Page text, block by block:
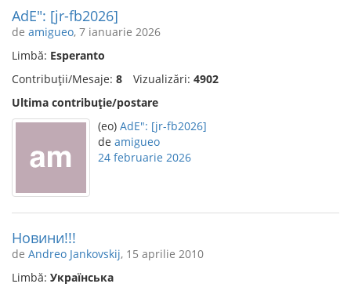
AdE": [jr-fb2026]
de amigueo, 7 ianuarie 2026
Limbă: Esperanto
Contribuții/Mesaje: 8 Vizualizări: 4902
Ultima contribuție/postare
(eo) AdE": [jr-fb2026]
de amigueo
24 februarie 2026
Новини!!!
de Andreo Jankovskij, 15 aprilie 2010
Limbă: Українська